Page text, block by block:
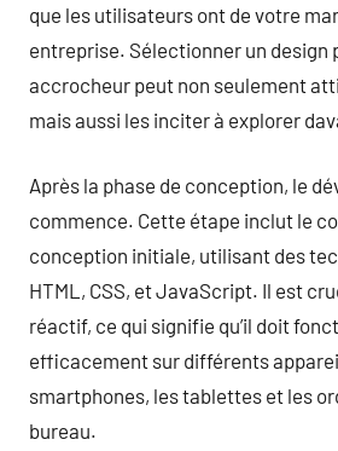
que les utilisateurs ont de votre
entreprise. Sélectionner un design
accrocheur peut non seulement
mais aussi les inciter à explorer
Après la phase de conception, le
commence. Cette étape inclut le
conception initiale, utilisant des
HTML, CSS, et JavaScript. Il est
réactif, ce qui signifie qu’il doit
efficacement sur différents
smartphones, les tablettes et les
bureau.